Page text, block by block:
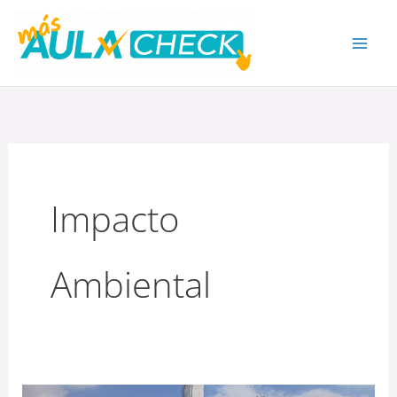
contenido
Impacto
Ambiental